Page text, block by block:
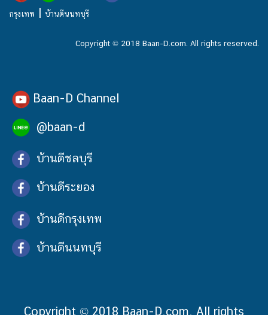
กรุงเทพ | บ้านดีนนทบุรี
Copyright © 2018 Baan-D.com. All rights reserved.
Baan-D Channel
@baan-d
บ้านดีชลบุรี
บ้านดีระยอง
บ้านดีกรุงเทพ
บ้านดีนนทบุรี
Copyright © 2018 Baan-D.com. All rights